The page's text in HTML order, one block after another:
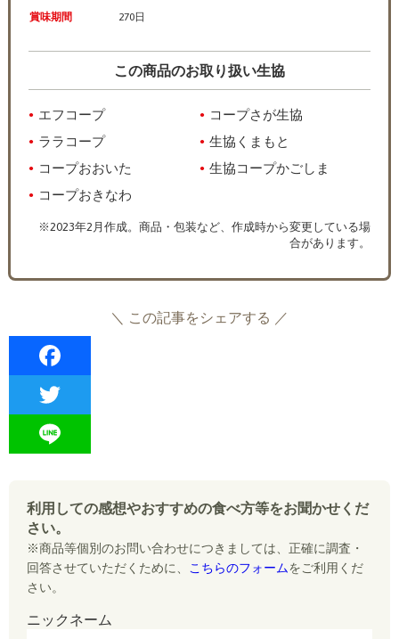
賞味期間 270日
この商品のお取り扱い生協
エフコープ
コープさが生協
ララコープ
生協くまもと
コープおおいた
生協コープかごしま
コープおきなわ
※2023年2月作成。商品・包装など、作成時から変更している場
合があります。
＼ この記事をシェアする ／
b
o
t
t
e
e
利用しての感想やおすすめの食べ方等をお聞かせくだ
さい。
※商品等個別のお問い合わせにつきましては、正確に調査・
回答させていただくために、
こちらのフォームをご利用くだ
さい。
ニックネーム